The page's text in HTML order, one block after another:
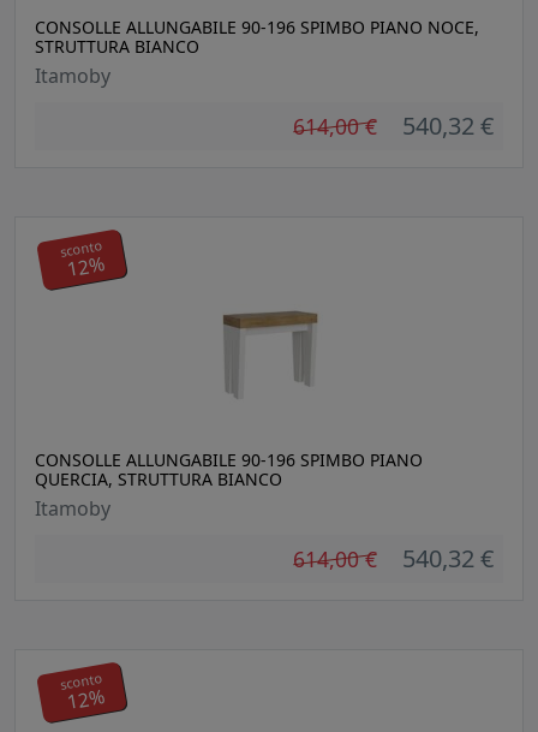
CONSOLLE ALLUNGABILE 90-196 SPIMBO PIANO NOCE,
STRUTTURA BIANCO
Itamoby
614,00 € 540,32 €
CONSOLLE ALLUNGABILE 90-196 SPIMBO PIANO
QUERCIA, STRUTTURA BIANCO
Itamoby
614,00 € 540,32 €
sconto
12%
sconto
12%